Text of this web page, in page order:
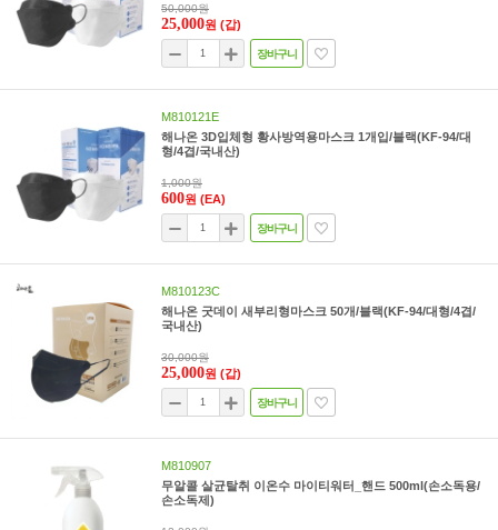
50,000원
25,000원 (갑)
장바구니
M810121E
해나온 3D입체형 황사방역용마스크 1개입/블랙(KF-94/대
형/4겹/국내산)
1,000원
600원 (EA)
장바구니
M810123C
해나온 굿데이 새부리형마스크 50개/블랙(KF-94/대형/4겹/
국내산)
30,000원
25,000원 (갑)
장바구니
M810907
무알콜 살균탈취 이온수 마이티워터_핸드 500ml(손소독용/
손소독제)